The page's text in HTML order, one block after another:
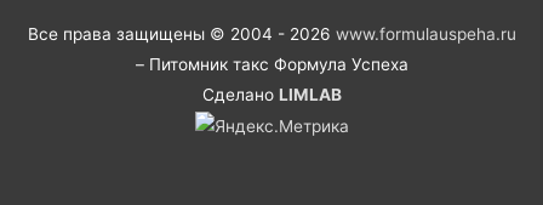
Все права защищены © 2004 - 2026 www.formulauspeha.ru
– Питомник такс Формула Успеха
Сделано LIMLAB